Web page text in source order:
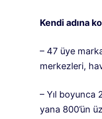
Kendi adına
– 47 üye
merkezleri,
– Yıl boyunca
yana 800’ün